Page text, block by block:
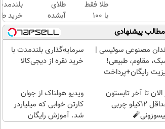
میسوزونی
🧨
طلا فقط
با ۱۰۰
هزارتومان
(امن و
راحت)
طلای
آبشده
حتی با
۱۰۰هزارتومان
خرید
مطالب پیشنهادی
مصنوعی سوئیسی |
مقاوم، طبیعی!
رایگان+پرداخت
سرمایه‌گذاری بلندمدت با
خرید نقره از دیجی‌کالا
الان تا آخر تابستون
حداقل 12کیلو چربی
ویدیو هولناک از جوان
کارتن خوابی که میلیاردر
شد. آموزش رایگان